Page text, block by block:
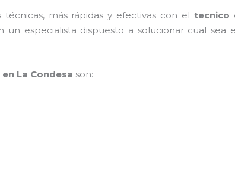
técnicas, más rápidas y efectivas con el
especialista dispuesto a solucionar cual sea
La Condesa son: